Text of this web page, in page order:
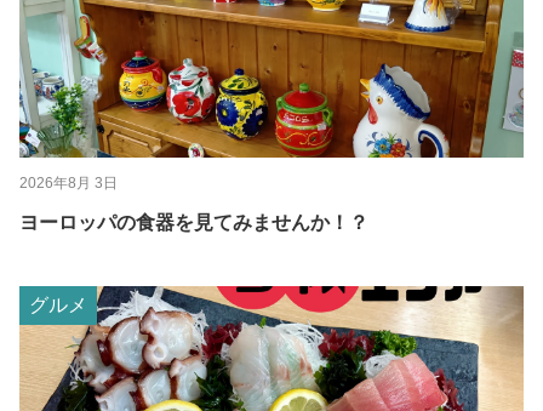
2026年8月 3日
ヨーロッパの食器を見てみませんか！？
グルメ